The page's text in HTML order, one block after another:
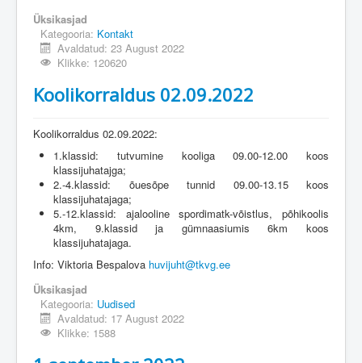
Üksikasjad
Kategooria: Kontakt
Avaldatud: 23 August 2022
Klikke: 120620
Koolikorraldus 02.09.2022
Koolikorraldus 02.09.2022:
1.klassid: tutvumine kooliga 09.00-12.00 koos
klassijuhatajga;
2.-4.klassid: õuesõpe tunnid 09.00-13.15 koos
klassijuhatajaga;
5.-12.klassid: ajalooline spordimatk-võistlus, põhikoolis
4km, 9.klassid ja gümnaasiumis 6km koos
klassijuhatajaga.
Info: Viktoria Bespalova huvijuht@tkvg.ee
Üksikasjad
Kategooria: Uudised
Avaldatud: 17 August 2022
Klikke: 1588